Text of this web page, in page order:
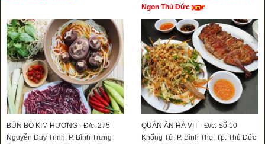
BÚN BÒ KIM HƯƠNG - Đ/c: 275
Nguyễn Duy Trinh, P. Bình Trưng
Ngon Thủ Đức
QUÁN ĂN HÀ VỊT - Đ/c: Số 10
Khổng Tử, P. Bình Thọ, Tp. Thủ Đức